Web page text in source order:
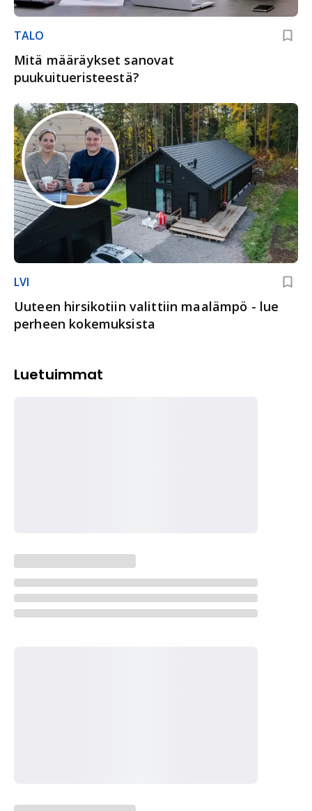
TALO
Mitä määräykset sanovat
puukuitueristeestä?
LVI
Uuteen hirsikotiin valittiin maalämpö - lue
perheen kokemuksista
Luetuimmat